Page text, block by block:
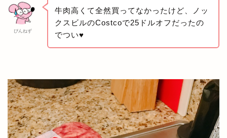
ぴんねず
牛肉高くて全然買ってなかったけど、ノッ
クスビルのCostcoで25ドルオフだったの
でつい♥